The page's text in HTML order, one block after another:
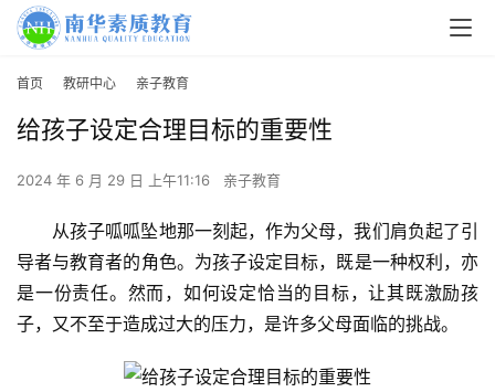
首页 教研中心 亲子教育
给孩子设定合理目标的重要性
2024 年 6 月 29 日 上午11:16 亲子教育
从孩子呱呱坠地那一刻起，作为父母，我们肩负起了引
导者与教育者的角色。为孩子设定目标，既是一种权利，亦
是一份责任。然而，如何设定恰当的目标，让其既激励孩
子，又不至于造成过大的压力，是许多父母面临的挑战。